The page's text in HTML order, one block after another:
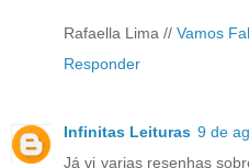
Rafaella Lima // Vamos
Responder
Infinitas Leituras 9 de
Já vi varias resenhas